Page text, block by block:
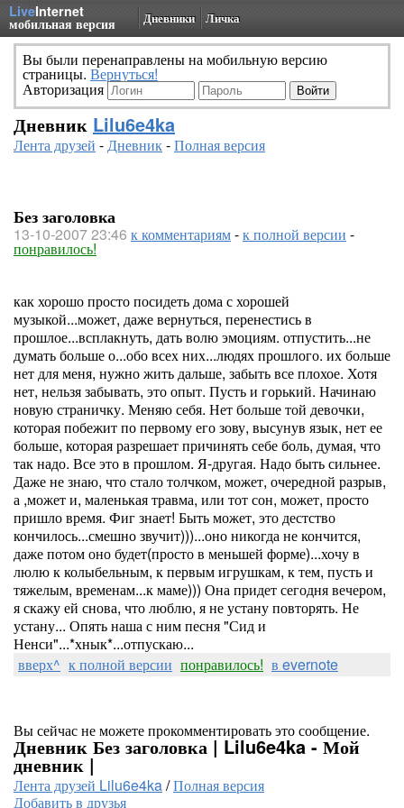
LiveInternet
мобильная версия Дневники Личка
Вы были перенаправлены на мобильную версию
страницы. Вернуться!
Авторизация
Дневник Lilu6e4ka
Лента друзей -Дневник-Полная версия
Без заголовка
13-10-2007 23:46 к комментариям-к полной версии -
понравилось!
как хорошо просто посидеть дома с хорошей
музыкой...может, даже вернуться, перенестись в
прошлое...всплакнуть, дать волю эмоциям. отпустить...не
думать больше о...обо всех них...людях прошлого. их больше
нет для меня, нужно жить дальше, забыть все плохое. Хотя
нет, нельзя забывать, это опыт. Пусть и горький. Начинаю
новую страничку. Меняю себя. Нет больше той девочки,
которая побежит по первому его зову, высунув язык, нет ее
больше, которая разрешает причинять себе боль, думая, что
так надо. Все это в прошлом. Я-другая. Надо быть сильнее.
Даже не знаю, что стало толчком, может, очередной разрыв,
а ,может и, маленькая травма, или тот сон, может, просто
пришло время. Фиг знает! Быть может, это дестство
кончилось...смешно звучит)))...оно никогда не кончится,
даже потом оно будет(просто в меньшей форме)...хочу в
люлю к колыбельным, к первым игрушкам, к тем, пусть и
тяжелым, временам...к маме))) Она придет сегодня вечером,
я скажу ей снова, что люблю, я не устану повторять. Не
устану... Опять наша с ним песня "Сид и
Ненси"...*хнык*...отпускаю...
вверх^ к полной версии понравилось! в evernote
Вы сейчас не можете прокомментировать это сообщение.
Дневник Без заголовка | Lilu6e4ka - Мой
дневник |
Лента друзей Lilu6e4ka/Полная версия
Добавить в друзья